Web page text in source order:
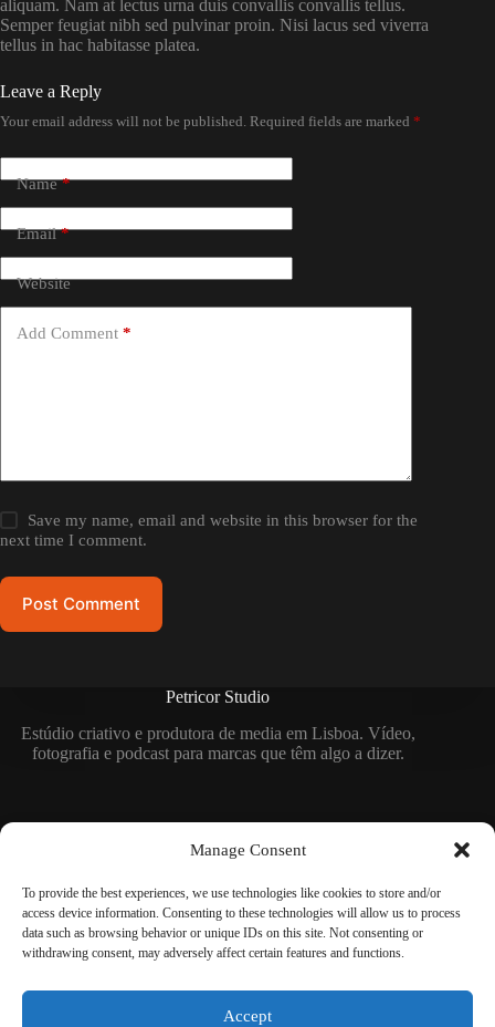
Manage Consent
To provide the best experiences, we use technologies like cookies to store and/or
access device information. Consenting to these technologies will allow us to process
data such as browsing behavior or unique IDs on this site. Not consenting or
withdrawing consent, may adversely affect certain features and functions.
Accept
aliquam. Nam at lectus urna duis convallis convallis tellus.
Semper feugiat nibh sed pulvinar proin. Nisi lacus sed viverra
tellus in hac habitasse platea.
Leave a Reply
Your email address will not be published. Required fields are marked *
Name*
Email*
Website
Add Comment *
Save my name, email and website in this browser for the
next time I comment.
Post Comment
Petricor Studio
Estúdio criativo e produtora de media em Lisboa. Vídeo,
fotografia e podcast para marcas que têm algo a dizer.
Site Menu
Início
Serviços
Sobre nós
Contacto